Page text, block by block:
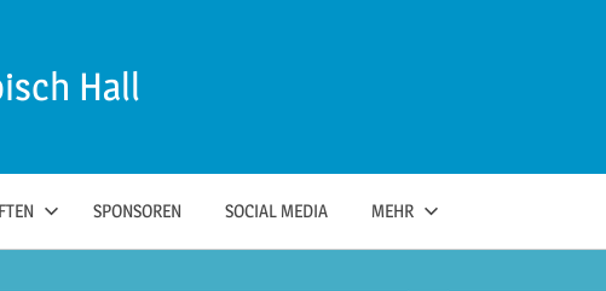
Hall
SPONSOREN SOCIAL MEDIA MEHR